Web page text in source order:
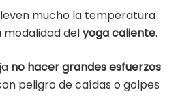
mucho la temperatura
modalidad delyoga caliente.
no hacer grandes esfuerzos
peligro de caídas o golpes